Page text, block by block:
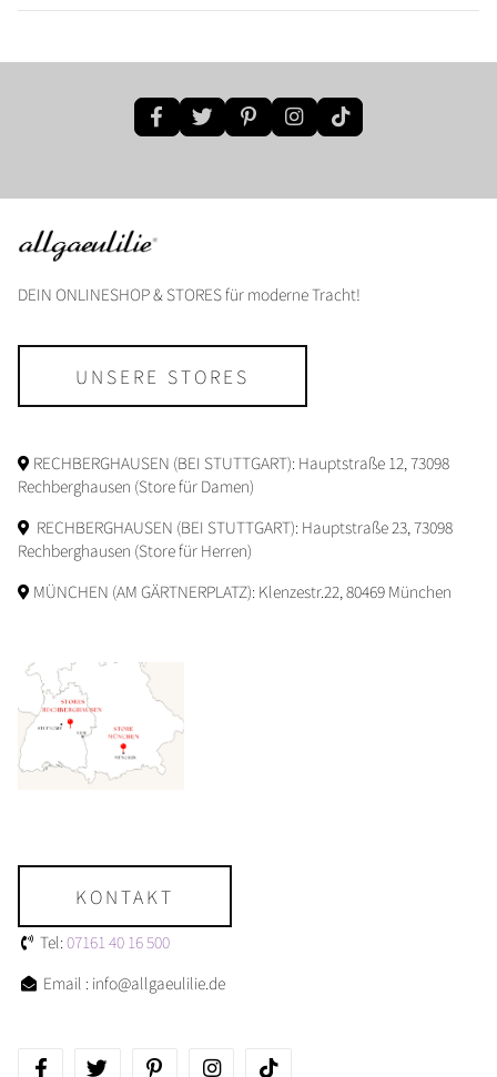
DEIN ONLINESHOP & STORES für moderne Tracht!
UNSERE STORES
RECHBERGHAUSEN (BEI STUTTGART): Hauptstraße 12, 73098
Rechberghausen (Store für Damen)
RECHBERGHAUSEN (BEI STUTTGART): Hauptstraße 23, 73098
Rechberghausen (Store für Herren)
MÜNCHEN (AM GÄRTNERPLATZ): Klenzestr.22, 80469 München
KONTAKT
Tel: 07161 40 16 500
Email : info@allgaeulilie.de